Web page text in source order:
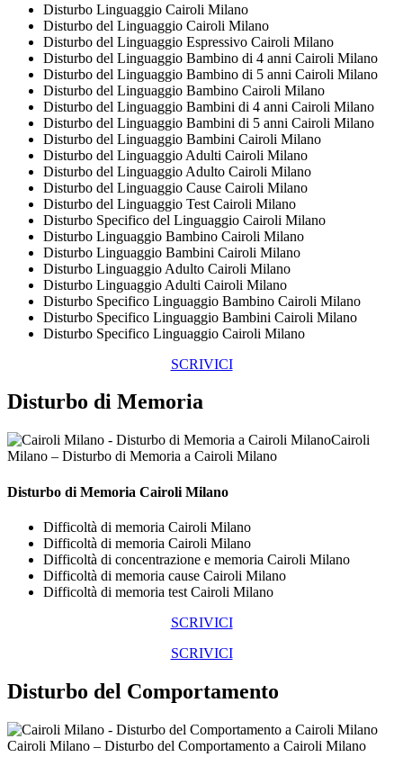
Disturbo Linguaggio Cairoli Milano
Disturbo del Linguaggio Cairoli Milano
Disturbo del Linguaggio Espressivo Cairoli Milano
Disturbo del Linguaggio Bambino di 4 anni Cairoli Milano
Disturbo del Linguaggio Bambino di 5 anni Cairoli Milano
Disturbo del Linguaggio Bambino Cairoli Milano
Disturbo del Linguaggio Bambini di 4 anni Cairoli Milano
Disturbo del Linguaggio Bambini di 5 anni Cairoli Milano
Disturbo del Linguaggio Bambini Cairoli Milano
Disturbo del Linguaggio Adulti Cairoli Milano
Disturbo del Linguaggio Adulto Cairoli Milano
Disturbo del Linguaggio Cause Cairoli Milano
Disturbo del Linguaggio Test Cairoli Milano
Disturbo Specifico del Linguaggio Cairoli Milano
Disturbo Linguaggio Bambino Cairoli Milano
Disturbo Linguaggio Bambini Cairoli Milano
Disturbo Linguaggio Adulto Cairoli Milano
Disturbo Linguaggio Adulti Cairoli Milano
Disturbo Specifico Linguaggio Bambino Cairoli Milano
Disturbo Specifico Linguaggio Bambini Cairoli Milano
Disturbo Specifico Linguaggio Cairoli Milano
SCRIVICI
Disturbo di Memoria
Cairoli
Milano – Disturbo di Memoria a Cairoli Milano
Disturbo di Memoria Cairoli Milano
Difficoltà di memoria Cairoli Milano
Difficoltà di memoria Cairoli Milano
Difficoltà di concentrazione e memoria Cairoli Milano
Difficoltà di memoria cause Cairoli Milano
Difficoltà di memoria test Cairoli Milano
SCRIVICI
SCRIVICI
Disturbo del Comportamento
Cairoli Milano – Disturbo del Comportamento a Cairoli Milano